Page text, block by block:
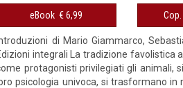
eBook € 6,99
di Mario Giammarco,
integrali La tradizione favolistica
protagonisti privilegiati gli animali,
psicologia univoca, si trasformano in